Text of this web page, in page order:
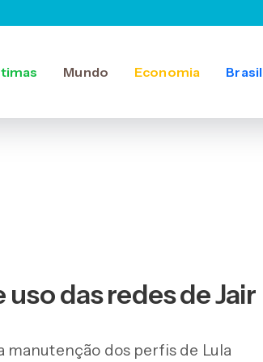
Mundo Economia Brasil
das redes de Jair
dos perfis de Lula